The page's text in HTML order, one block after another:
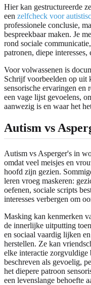
Hier kan gestructureerde
een zelfcheck voor
professionele conclusie,
bespreekbaar maken. Je
rond sociale
patronen, diepe
Voor volwassenen is
Schrijf voorbeelden op uit
sensorische ervaringen
een vage lijst gevoelens,
aanwezig is en waar het
Autism vs
Autism vs Asperger's in
omdat veel meisjes en
hoofd zijn gezien.
leren vroeg maskeren:
oefenen, sociale scripts
interesses verbergen om
Masking kan kenmerken
de innerlijke uitputting
en sociaal vaardig lijken
herstellen. Ze kan
elke interactie zorgvuldige
beschreven als gevoelig,
het diepere patroon
een levenslange behoefte